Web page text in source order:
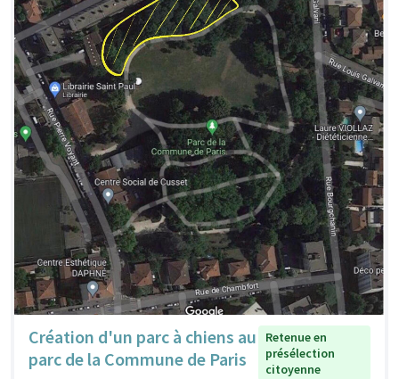
Création d'un parc à chiens au
parc de la Commune de Paris
Retenue en
présélection
citoyenne